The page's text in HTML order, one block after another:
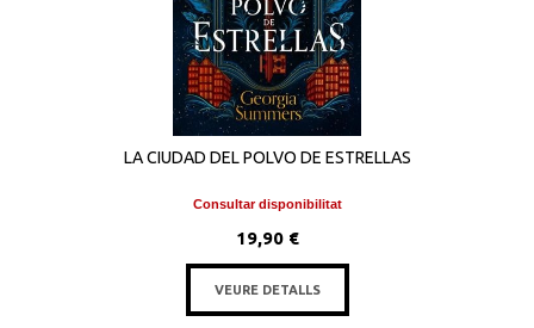
LA CIUDAD DEL POLVO DE ESTRELLAS
Consultar disponibilitat
19,90 €
VEURE DETALLS